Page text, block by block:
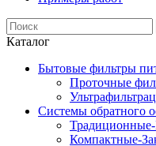
Каталог
Бытовые фильтры
Проточные
Системы обратного
Компактные-